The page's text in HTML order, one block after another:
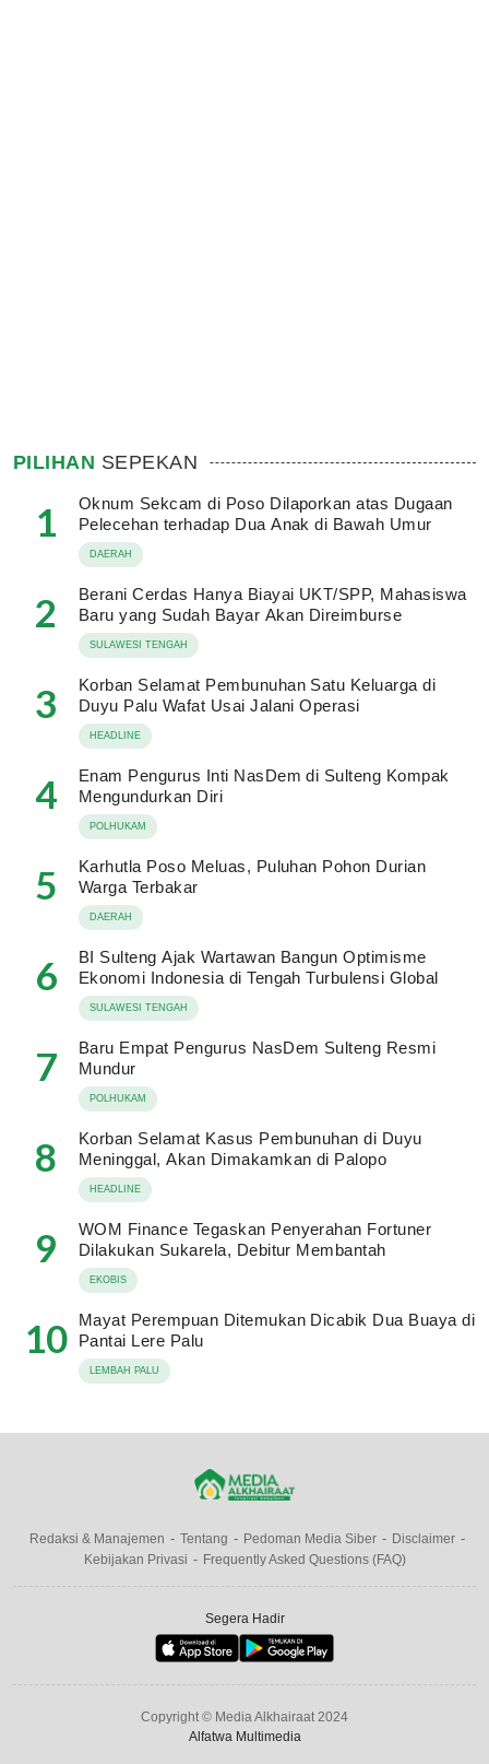
PILIHAN SEPEKAN
1
Oknum Sekcam di Poso Dilaporkan atas Dugaan
Pelecehan terhadap Dua Anak di Bawah Umur
DAERAH
2
Berani Cerdas Hanya Biayai UKT/SPP, Mahasiswa
Baru yang Sudah Bayar Akan Direimburse
SULAWESI TENGAH
3
Korban Selamat Pembunuhan Satu Keluarga di
Duyu Palu Wafat Usai Jalani Operasi
HEADLINE
4
Enam Pengurus Inti NasDem di Sulteng Kompak
Mengundurkan Diri
POLHUKAM
5
Karhutla Poso Meluas, Puluhan Pohon Durian
Warga Terbakar
DAERAH
6
BI Sulteng Ajak Wartawan Bangun Optimisme
Ekonomi Indonesia di Tengah Turbulensi Global
SULAWESI TENGAH
7
Baru Empat Pengurus NasDem Sulteng Resmi
Mundur
POLHUKAM
8
Korban Selamat Kasus Pembunuhan di Duyu
Meninggal, Akan Dimakamkan di Palopo
HEADLINE
9
WOM Finance Tegaskan Penyerahan Fortuner
Dilakukan Sukarela, Debitur Membantah
EKOBIS
10
Mayat Perempuan Ditemukan Dicabik Dua Buaya di
Pantai Lere Palu
LEMBAH PALU
Redaksi & Manajemen Tentang Pedoman Media Siber
Disclaimer
Kebijakan Privasi
Frequently Asked Questions (FAQ)
Segera Hadir
Copyright © Media Alkhairaat 2024
Alfatwa Multimedia